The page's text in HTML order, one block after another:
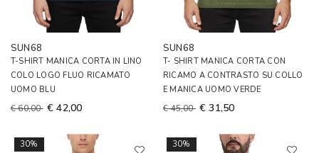
SUN68
T-SHIRT MANICA CORTA IN LINO
COLO LOGO FLUO RICAMATO
UOMO BLU
€ 60,00 € 42,00
SUN68
T- SHIRT MANICA CORTA CON
RICAMO A CONTRASTO SU COLLO
E MANICA UOMO VERDE
€ 45,00 € 31,50
30% 30%